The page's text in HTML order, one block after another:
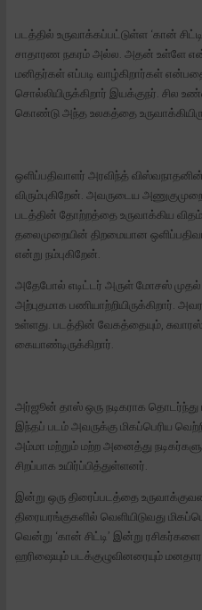
படத்தில் உருவாக்கப்பட்டுள்ள ‘கான்
சாதாரண நகரம் அல்ல. அதன் உள்ளே
மனிதர்கள் எப்படி வாழ்கிறார்கள்
சொல்லியிருக்கிறார் இயக்குநர். சில
கொண்டு அந்த உலகத்தை
ஒளிப்பதிவாளர் அரவிந்த் விஸ்வநாதனின்
விரும்புகிறேன். அவருடைய
படத்தின் தோற்றத்தை உருவாக்கிய
தலைமுறையின் திறமையான
என்று நம்புகிறேன்.
அதேபோல் எடிட்டர் அருள் மோசஸ் முதல்
அற்புதமாக பணியாற்றியிருக்கிறார்.
உள்ளது. படத்தின் வேகத்தையும்,
கையாண்டிருக்கிறார்.
அர்ஜூன் தாஸ் ஒரு நடிகராக தொடர்ந்து
இந்தப் படம் அவருக்கு மிகப்பெரிய
அம்மா மற்றும் மற்ற அனைத்து
சிறப்பாக உயிர்ப்பித்துள்ளனர்.
இன்று ஒரு திரைப்படத்தை
திரையரங்குகளில் வெளியிடுவது
வென்று ‘கான் சிட்டி’ இன்று
ஹரிஷையும் படக்குழுவினரையும் மனதார